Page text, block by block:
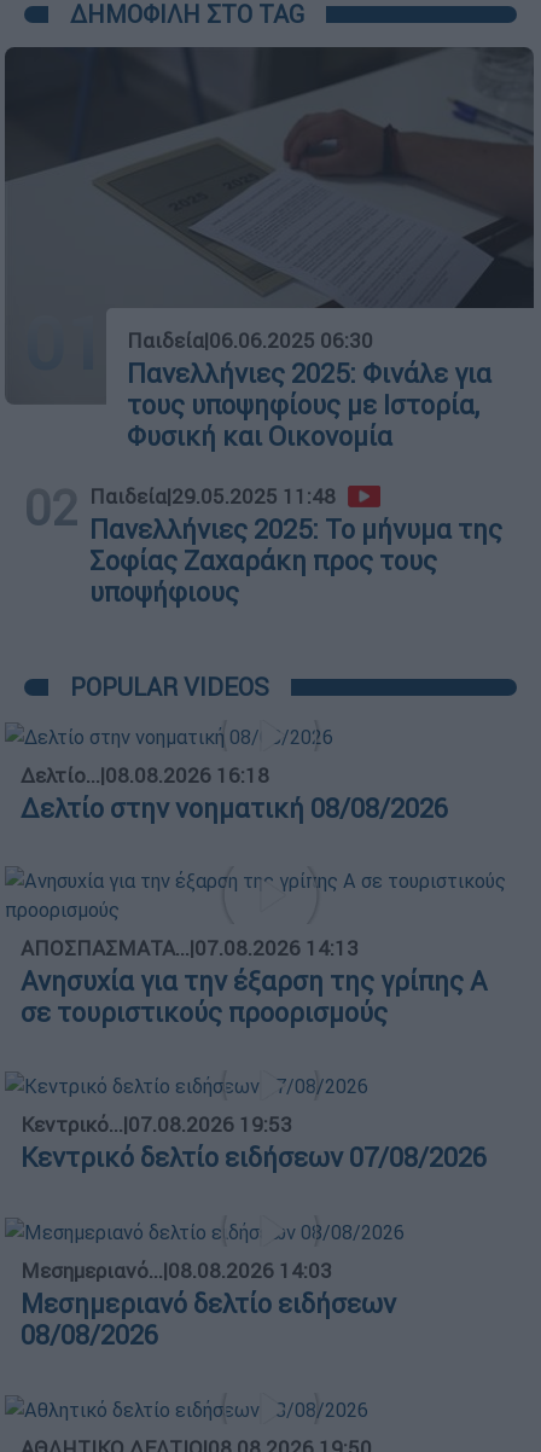
ΔΗΜΟΦΙΛΗ ΣΤΟ TAG
Παιδεία|06.06.2025 06:30
Πανελλήνιες 2025: Φινάλε για
τους υποψηφίους με Ιστορία,
Φυσική και Οικονομία
02 Παιδεία|29.05.2025 11:48
Πανελλήνιες 2025: Το μήνυμα της
Σοφίας Ζαχαράκη προς τους
υποψήφιους
POPULAR VIDEOS
Δελτίο...|08.08.2026 16:18
Δελτίο στην νοηματική 08/08/2026
ΑΠΟΣΠΑΣΜΑΤΑ...|07.08.2026 14:13
Ανησυχία για την έξαρση της γρίπης Α
σε τουριστικούς προορισμούς
Κεντρικό...|07.08.2026 19:53
Κεντρικό δελτίο ειδήσεων 07/08/2026
Μεσημεριανό...|08.08.2026 14:03
Μεσημεριανό δελτίο ειδήσεων
08/08/2026